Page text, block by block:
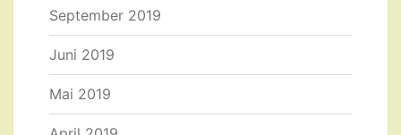
September 2019
Juni 2019
Mai 2019